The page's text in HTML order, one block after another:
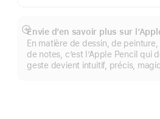
Envie d’en savoir plus sur
En matière de dessin, de
de notes, c’est l’Apple Pencil qui
geste devient intuitif, précis,
Afficher
plus